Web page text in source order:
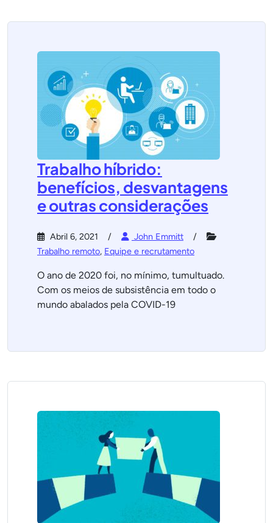
Trabalho híbrido:
benefícios, desvantagens
e outras considerações
Abril 6, 2021
John Emmitt
Trabalho remoto, Equipe e recrutamento
O ano de 2020 foi, no mínimo, tumultuado.
Com os meios de subsistência em todo o
mundo abalados pela COVID-19